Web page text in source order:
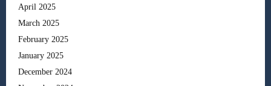
April 2025
March 2025
February 2025
January 2025
December 2024